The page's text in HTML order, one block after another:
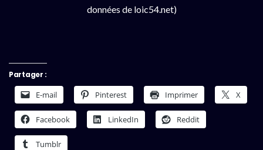
données de loic54.net)
Partager :
E-mail Pinterest Imprimer X
Facebook LinkedIn Reddit
Tumblr